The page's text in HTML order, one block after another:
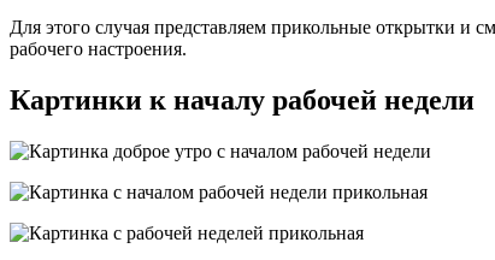
Для этого случая представляем прикольные открытки
рабочего настроения.
Картинки к началу рабочей недели